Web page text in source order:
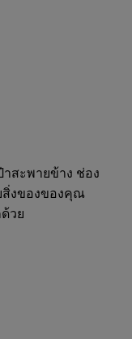
สะพายข้าง ช่อง
สิ่งของของคุณ
วย